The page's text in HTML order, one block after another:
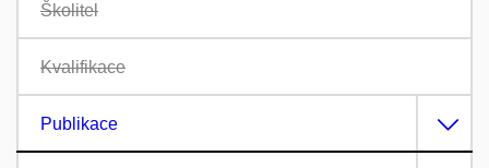
Školitel
Kvalifikace
Publikace